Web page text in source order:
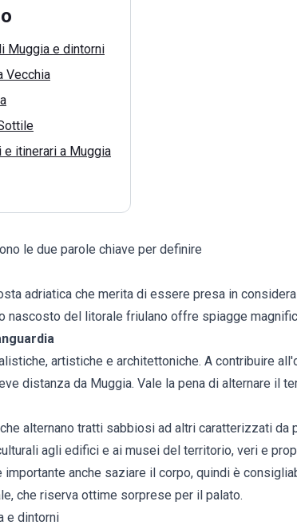
Muggia e dintorni
Vecchia
itinerari a Muggia
le due parole chiave per definire
adriatica che merita di essere presa in
nascosto del litorale friulano offre spiagge
artistiche e architettoniche. A contribuire
distanza da Muggia. Vale la pena di alternare il
alternano tratti sabbiosi ad altri caratterizzati
agli edifici e ai musei del territorio, veri e
importante anche saziare il corpo, quindi è
che riserva ottime sorprese per il palato.
e dintorni